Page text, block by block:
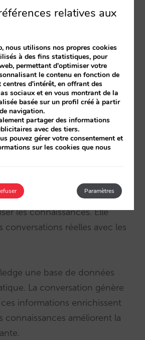
base de connaissances.
questions les clients posent
d’information.
qui n’est pas encore
les requêtes
avec le contenu existant et
compléter les informations
de données ne se contente
les connaissances. Elle
conversations réelles avec les
une base de données
La conversation génère
informations enrichissent
connaissances améliorent la
relatives aux
nous utilisons nos propres cookies
à des fins statistiques, pour
permettant d'optimiser votre
le contenu en fonction de
centres d'intérêt, en offrant des
sociaux et en vous montrant de la
basée sur un profil créé à partir
navigation.
partager des informations
avec des tiers.
pouvez gérer votre consentement et
sur les cookies que nous
Paramètres